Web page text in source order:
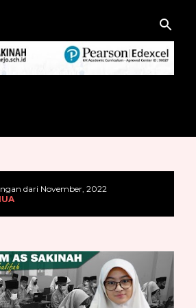
dari November, 2022